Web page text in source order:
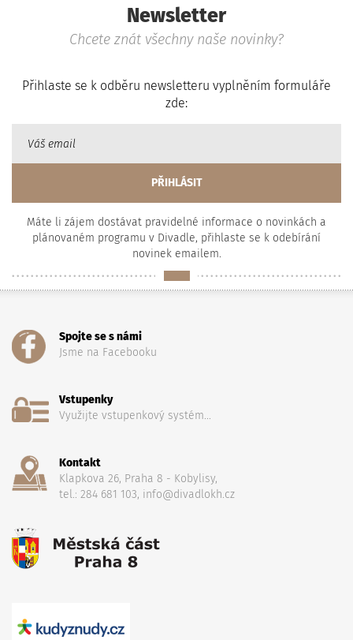
Newsletter
Chcete znát všechny naše novinky?
Přihlaste se k odběru newsletteru vyplněním formuláře
zde:
Máte li zájem dostávat pravidelné informace o novinkách a
plánovaném programu v Divadle, přihlaste se k odebírání
novinek emailem.
Spojte se s námi
Jsme na Facebooku
Vstupenky
Využijte vstupenkový systém...
Kontakt
Klapkova 26, Praha 8 - Kobylisy,
tel.: 284 681 103, info@divadlokh.cz